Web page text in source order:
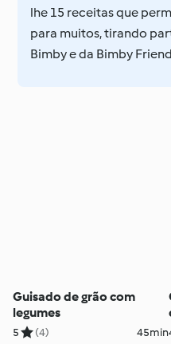
lhe 15 receitas que
para muitos, tirando
Bimby e da Bimby
Guisado de grão com
legumes
5 (4) 45min